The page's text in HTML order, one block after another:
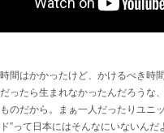
時間はかかったけど、かけるべき時
ったら生まれなかったんだろうな
のだから。まぁ一人だったりユニ
”って日本にはそんなにいないん